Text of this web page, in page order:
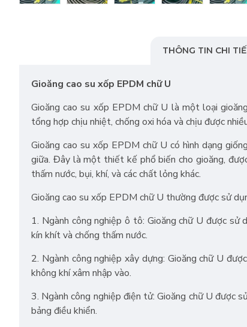
THÔNG TIN CHI
Gioăng cao su xốp EPDM chữ U
Gioăng cao su xốp EPDM chữ U là một loại
tổng hợp chịu nhiệt, chống oxi hóa và chịu được
Gioăng cao su xốp EPDM chữ U có hình dạng
giữa. Đây là một thiết kế phổ biến cho gioăng,
thấm nước, bụi, khí, và các chất lỏng khác.
Gioăng cao su xốp EPDM chữ U thường được sử
1. Ngành công nghiệp ô tô: Gioăng chữ U được sử
kín khít và chống thấm nước.
2. Ngành công nghiệp xây dựng: Gioăng chữ U
không khí xâm nhập vào.
3. Ngành công nghiệp điện tử: Gioăng chữ U được
bảng điều khiển.